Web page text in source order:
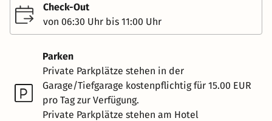
Check-Out
von 06:30 Uhr bis 11:00 Uhr
Parken
Private Parkplätze stehen in der
Garage/Tiefgarage kostenpflichtig für 15.00 EUR
pro Tag zur Verfügung.
Private Parkplätze stehen am Hotel